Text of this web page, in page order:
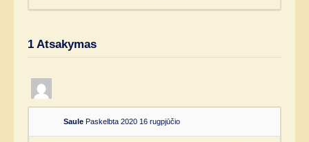
1 Atsakymas
Saule Paskelbta 2020 16 rugpjūčio